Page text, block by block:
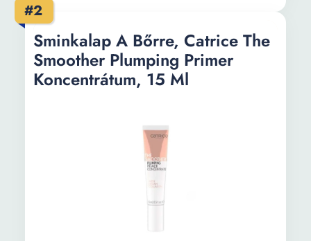
#2
Sminkalap A Bőrre, Catrice The
Smoother Plumping Primer
Koncentrátum, 15 Ml